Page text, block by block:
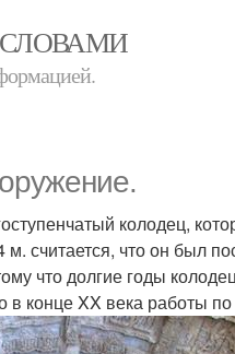
колодец,
считается, что он был
что долгие годы
конце XX века работы по